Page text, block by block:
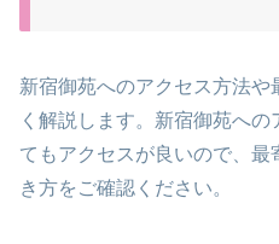
新宿御苑へのアクセス方法
く解説します。新宿御苑へ
てもアクセスが良いので、
き方をご確認ください。